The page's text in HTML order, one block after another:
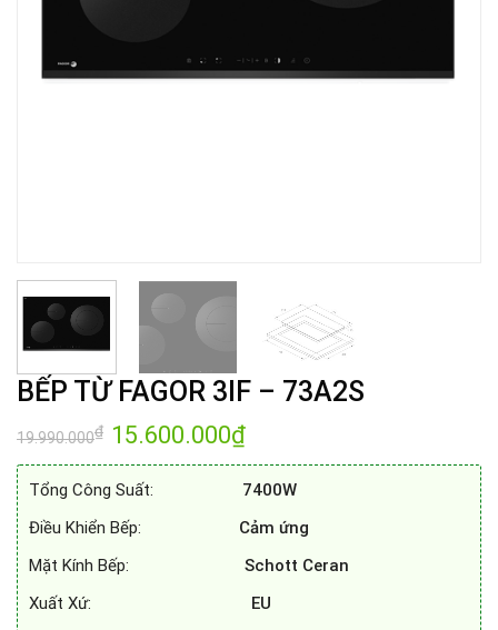
BẾP TỪ FAGOR 3IF – 73A2S
19.990.000₫ Giá
gốc
là:
19.990.000₫.
15.600.000₫Giá
tại
15.600.000₫.
Tổng Công Suất:
7400W
Điều Khiển Bếp: Cảm ứng
Mặt Kính Bếp: Schott Ceran
Xuất Xứ:
EU